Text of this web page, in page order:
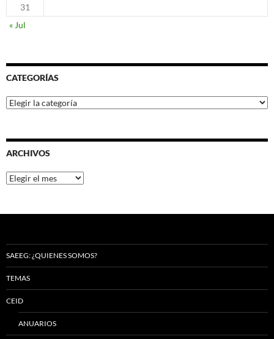
31
« Jul
CATEGORÍAS
Categorías
ARCHIVOS
Archivos
SAEEG: ¿QUIENES SOMOS?
TEMAS
CEID
ANUARIOS